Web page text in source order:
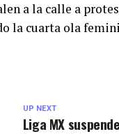
a la calle a
la cuarta ola
UP NEXT
Liga MX